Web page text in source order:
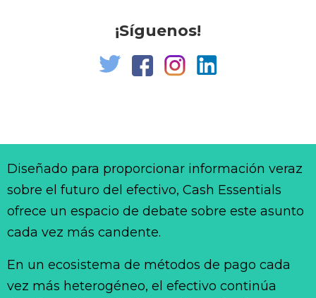
¡Síguenos!
Diseñado para proporcionar información veraz
sobre el futuro del efectivo, Cash Essentials
ofrece un espacio de debate sobre este asunto
cada vez más candente.
En un ecosistema de métodos de pago cada
vez más heterogéneo, el efectivo continúa